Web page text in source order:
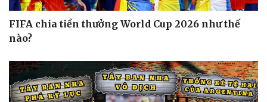
Sản phụ khoa
Nhi khoa
Nam khoa
Làm đẹp - giảm cân
Ăn sạch sống khỏe
Tình yêu - Gia đình
FIFA chia tiền thưởng World Cup 2026 như thế
nào?